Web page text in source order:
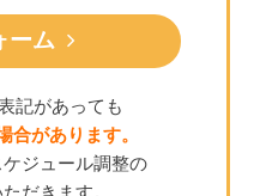
ーム
記があっても
合があります。
ジュール調整の
だきます。